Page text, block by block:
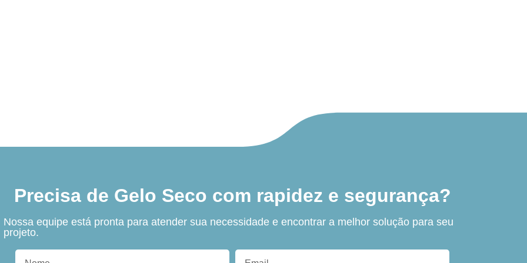
Precisa de Gelo Seco com rapidez e segurança?
Nossa equipe está pronta para atender sua necessidade e encontrar a melhor solução para seu
projeto.